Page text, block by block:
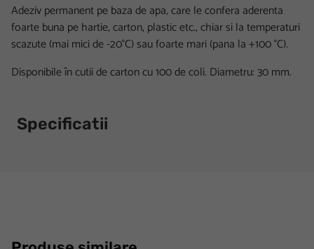
Adeziv permanent pe baza de apa, care le confera aderenta
foarte buna pe hartie, carton, plastic etc., chiar si la temperaturi
scazute (mai mici de -20°C) sau foarte mari (pana la +100 °C).
Disponibile în cutii de carton cu 100 de coli. Diametru: 30 mm.
Specificatii